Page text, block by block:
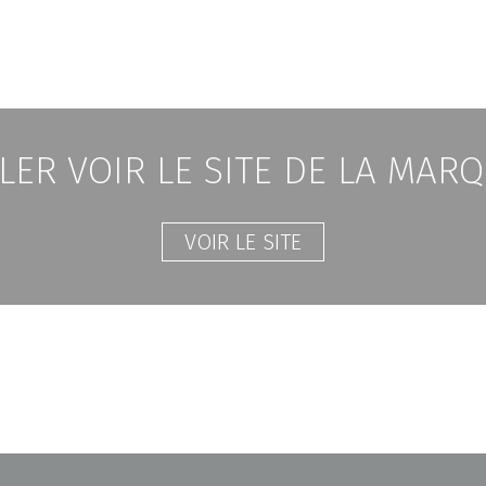
VOIR LE SITE DE LA
VOIR LE SITE